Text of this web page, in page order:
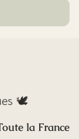
🕊️
la France